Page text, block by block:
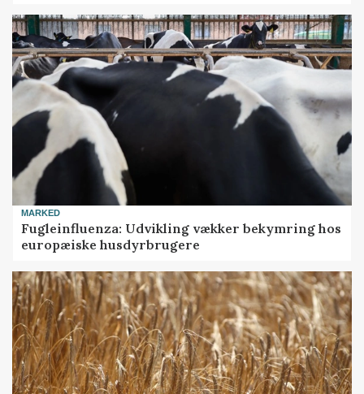
MARKED
Fugleinfluenza: Udvikling vækker bekymring hos
europæiske husdyrbrugere